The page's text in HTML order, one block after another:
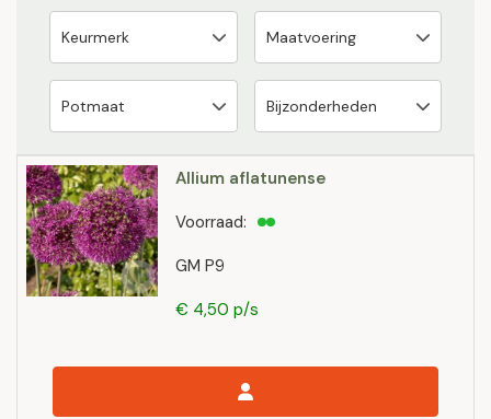
Allium aflatunense
GM P9
Voorraad:
€ 4,50 p/s